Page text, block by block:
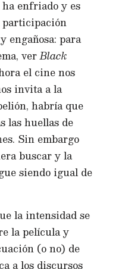
enfriado y es
participación
engañosa: para
verBlack
el cine nos
invita a la
habría que
las huellas de
Sin embargo
buscar y la
siendo igual de
la intensidad se
la película y
(o no) de
a los discursos